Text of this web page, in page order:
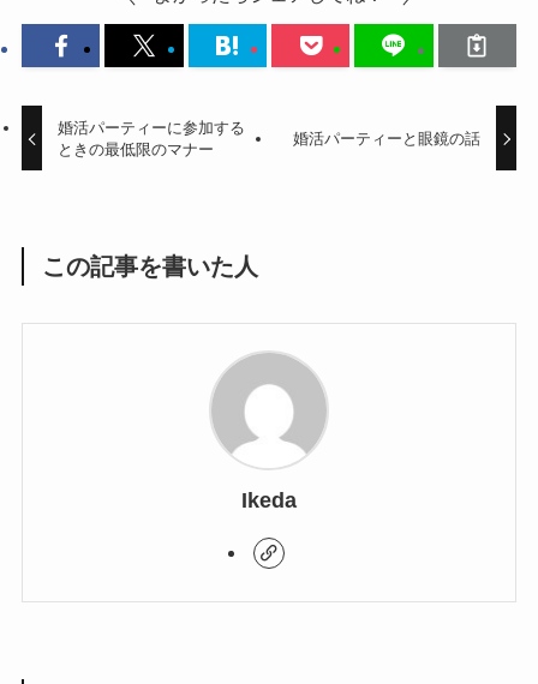
婚活パーティーに参加する
ときの最低限のマナー
婚活パーティーと眼鏡の話
この記事を書いた人
Ikeda